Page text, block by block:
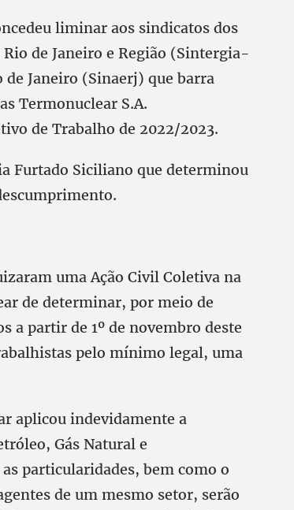
liminar aos sindicatos dos
de Janeiro e Região (Sintergia-
de Janeiro (Sinaerj) que barra
Termonuclear S.A.
de Trabalho de 2022/2023.
Furtado Siciliano que determinou
uma Ação Civil Coletiva na
de determinar, por meio de
a partir de 1º de novembro deste
pelo mínimo legal, uma
aplicou indevidamente a
Gás Natural e
particularidades, bem como o
de um mesmo setor, serão